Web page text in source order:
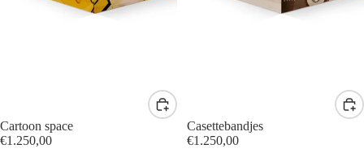
Cartoon space
€1.250,00
Casettebandjes
€1.250,00